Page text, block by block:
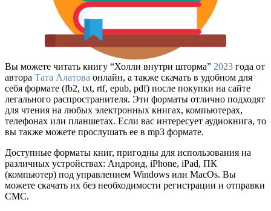
Вы можете читать книгу “Холли внутри шторма” 2023 года от
автора Тата Алатова онлайн, а также скачать в удобном для
себя формате (fb2, txt, rtf, epub, pdf) после покупки на сайте
легального распространителя. Эти форматы отлично подходят
для чтения на любых электронных книгах, компьютерах,
телефонах или планшетах. Если вас интересует аудиокнига, то
вы также можете прослушать ее в mp3 формате.
Доступные форматы книг, пригодны для использования на
различных устройствах: Андроид, iPhone, iPad, ПК
(компьютер) под управлением Windows или MacOs. Вы
можете скачать их без необходимости регистрации и отправки
СМС.